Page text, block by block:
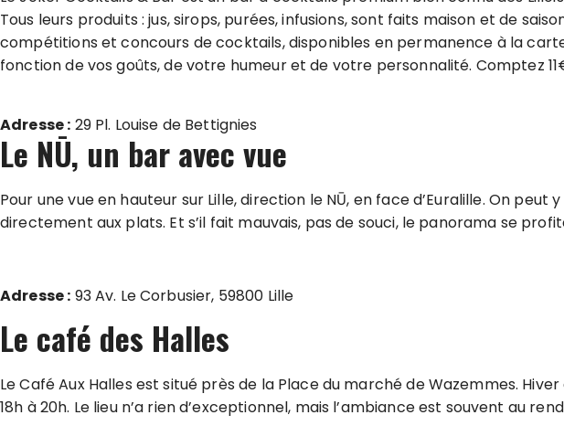
Tous leurs produits : jus, sirops, purées, infusions, sont faits maison et de
compétitions et concours de cocktails, disponibles en permanence à la
fonction de vos goûts, de votre humeur et de votre personnalité. Comptez
Adresse : 29 Pl. Louise de Bettignies
Le NŪ, un bar avec vue
Pour une vue en hauteur sur Lille, direction le NŪ, en face d’Euralille. On
directement aux plats. Et s’il fait mauvais, pas de souci, le panorama se
Adresse : 93 Av. Le Corbusier, 59800 Lille
Le café des Halles
Le Café Aux Halles est situé près de la Place du marché de Wazemmes.
18h à 20h. Le lieu n’a rien d’exceptionnel, mais l’ambiance est souvent au